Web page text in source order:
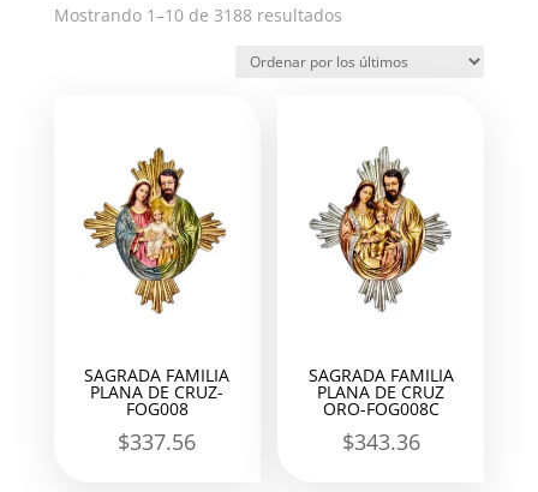
Mostrando 1–10 de 3188 resultadosOrdenado
los
SAGRADA FAMILIA
PLANA DE CRUZ-
FOG008
$337.56
SAGRADA FAMILIA
PLANA DE CRUZ
ORO-FOG008C
$343.36